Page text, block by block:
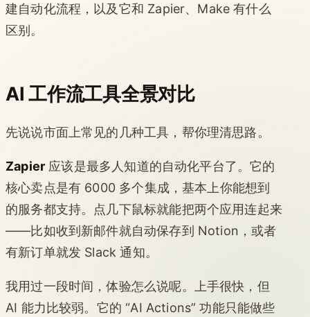
建自动化流程，以及它和 Zapier、Make 有什么
区别。
AI 工作流工具全景对比
先说说市面上常见的几种工具，帮你理清思路。
Zapier 应该是最多人知道的自动化平台了。它的
核心卖点是有 6000 多个集成，基本上你能想到
的服务都支持。点几下鼠标就能把两个应用连起来
——比如收到新邮件就自动保存到 Notion，或者
有新订单就发 Slack 通知。
我用过一段时间，体验怎么说呢。上手很快，但
AI 能力比较弱。它的 “AI Actions” 功能只能做些